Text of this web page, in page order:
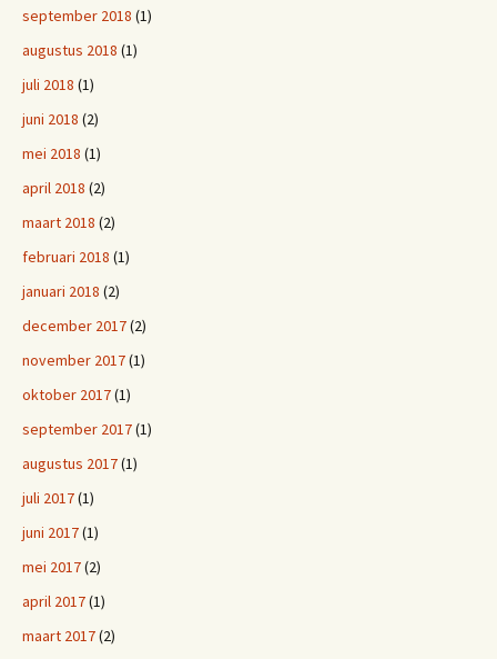
september 2018 (1)
augustus 2018 (1)
juli 2018 (1)
juni 2018 (2)
mei 2018 (1)
april 2018 (2)
maart 2018 (2)
februari 2018 (1)
januari 2018 (2)
december 2017(2)
november 2017(1)
oktober 2017(1)
september 2017(1)
augustus 2017(1)
juli 2017(1)
juni 2017(1)
mei 2017(2)
april 2017(1)
maart 2017(2)